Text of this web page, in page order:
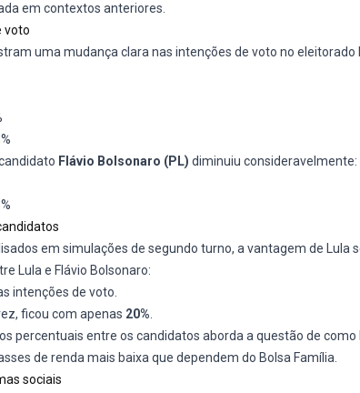
em contextos anteriores.
voto
uma mudança clara nas intenções de voto no eleitorado
Flávio Bolsonaro (PL) diminuiu consideravelmente:
em simulações de segundo turno, a vantagem de Lula
Lula e Flávio Bolsonaro:
intenções de voto.
ficou com apenas 20%
percentuais entre os candidatos aborda a questão de como
de renda mais baixa que dependem do Bolsa Família.
sociais